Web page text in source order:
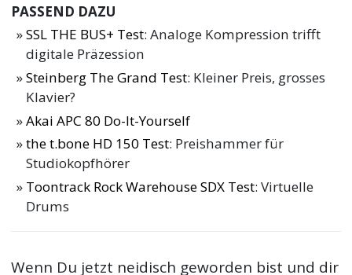
PASSEND DAZU
SSL THE BUS+ Test: Analoge Kompression trifft
digitale Präzession
Steinberg The Grand Test: Kleiner Preis, grosses
Klavier?
Akai APC 80 Do-It-Yourself
the t.bone HD 150 Test: Preishammer für
Studiokopfhörer
Toontrack Rock Warehouse SDX Test: Virtuelle
Drums
Wenn Du jetzt neidisch geworden bist und dir